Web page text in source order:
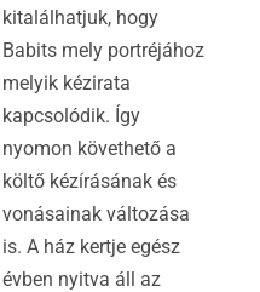
kitalálhatjuk, hogy
Babits mely portréjához
melyik kézirata
kapcsolódik. Így
nyomon követhető a
költő kézírásának és
vonásainak változása
is. A ház kertje egész
évben nyitva áll az